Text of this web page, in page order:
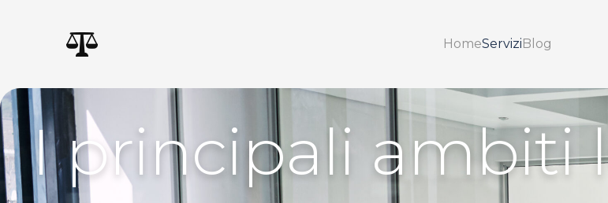
HomeServiziBlog
I principali ambiti